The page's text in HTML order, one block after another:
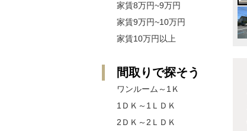
家賃8万円~9万円
家賃9万円~10万円
家賃10万円以上
間取りで探そう
ワンルーム～1Ｋ
1ＤＫ～1ＬＤＫ
2ＤＫ～2ＬＤＫ